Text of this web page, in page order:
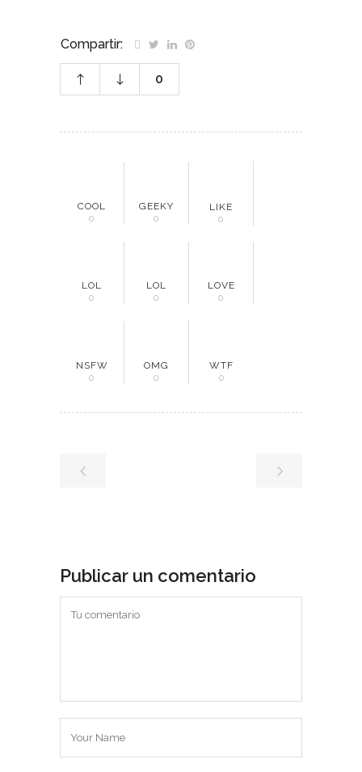
Compartir:
0
COOL
0
GEEKY
0
LIKE
0
LOL
0
LOL
0
LOVE
0
NSFW
0
OMG
0
WTF
0
Publicar un comentario